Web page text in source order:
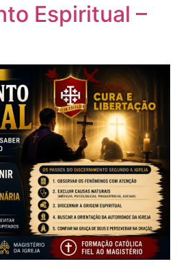
Espiritual –